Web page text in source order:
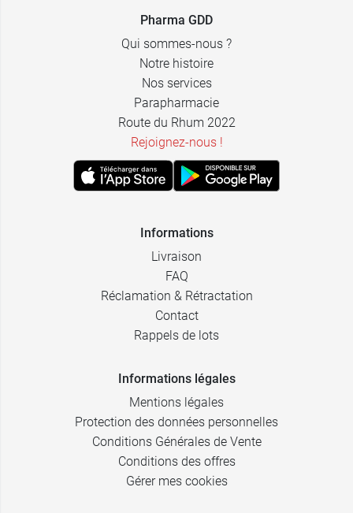
Pharma GDD
Qui sommes-nous ?
Notre histoire
Nos services
Parapharmacie
Route du Rhum 2022
Rejoignez-nous !
Informations
Livraison
FAQ
Réclamation & Rétractation
Contact
Rappels de lots
Informations légales
Mentions légales
Protection des données personnelles
Conditions Générales de Vente
Conditions des offres
Gérer mes cookies